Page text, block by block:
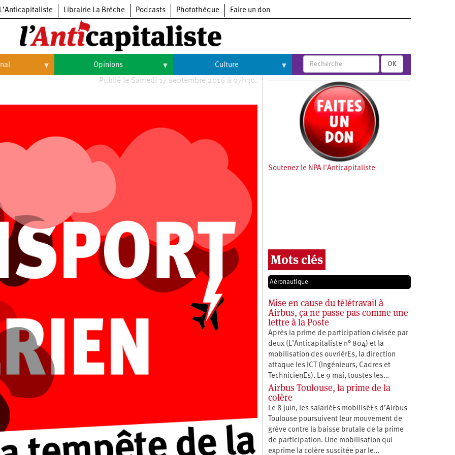
L’Anticapitaliste Librairie La Brèche Podcasts Photothèque Faire un don
Opinions Culture OK
Publié le Samedi 17 septembre 2016 à 07h30.
Soutenez le NPA l'Anticapitaliste
Mots clés
Aéronautique
Mise en cause du télétravail à
Airbus, ça ne passe pas comme une
lettre à la Poste
Après la prime de participation divisée par
deux (L’Anticapitaliste n° 804) et la
mobilisation des ouvrièrEs, la direction
attaque les ICT (Ingénieurs, Cadres et
TechnicienEs). Le 9 mai, toustes les…
Airbus Toulouse, la prime de la
colère
Le 8 juin, les salariéEs mobiliséEs d’Airbus
Toulouse poursuivent leur mouvement de
grève contre la baisse brutale de la prime
de participation. Une mobilisation qui
exprime la colère suscitée par le…